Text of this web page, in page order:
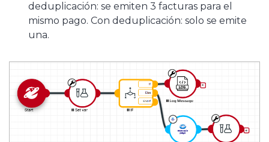
deduplicación: se emiten 3 facturas para el
mismo pago. Con deduplicación: solo se emite
una.